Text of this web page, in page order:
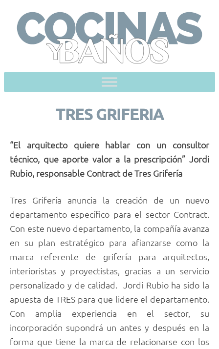
content
TRES GRIFERIA
“El arquitecto quiere hablar con un consultor
técnico, que aporte valor a la prescripción” Jordi
Rubio, responsable Contract de Tres Grifería
Tres Grifería anuncia la creación de un nuevo
departamento específico para el sector Contract.
Con este nuevo departamento, la compañía avanza
en su plan estratégico para afianzarse como la
marca referente de grifería para arquitectos,
interioristas y proyectistas, gracias a un servicio
personalizado y de calidad. Jordi Rubio ha sido la
apuesta de TRES para que lidere el departamento.
Con amplia experiencia en el sector, su
incorporación supondrá un antes y después en la
forma que tiene la marca de relacionarse con los